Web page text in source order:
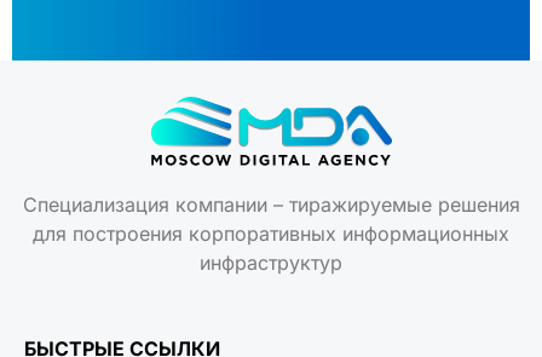
Специализация компании – тиражируемые решения
для построения корпоративных информационных
инфраструктур
БЫСТРЫЕ ССЫЛКИ